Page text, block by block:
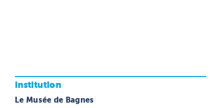
Institution
Le Musée de Bagnes